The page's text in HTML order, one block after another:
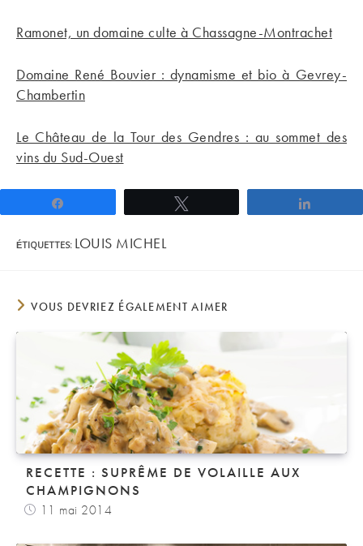
Ramonet, un domaine culte à Chassagne-Montrachet
Domaine René Bouvier : dynamisme et bio à Gevrey-
Chambertin
Le Château de la Tour des Gendres : au sommet des
vins du Sud-Ouest
ÉTIQUETTES: LOUIS MICHEL
VOUS DEVRIEZ ÉGALEMENT AIMER
RECETTE : SUPRÊME DE VOLAILLE AUX
CHAMPIGNONS
11 mai 2014